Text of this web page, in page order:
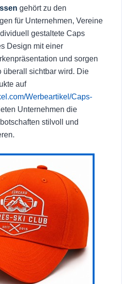
gehört zu den
für Unternehmen, Vereine
gestaltete Caps
Design mit einer
und sorgen
überall sichtbar wird. Die
auf
Werbeartikel/Caps-
Unternehmen die
stilvoll und